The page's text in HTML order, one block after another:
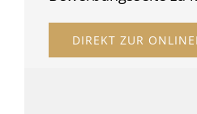
DIREKT ZUR